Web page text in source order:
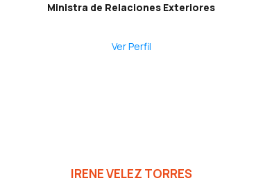
Ministra de Relaciones Exteriores
Ver Perfil
IRENE VELEZ TORRES